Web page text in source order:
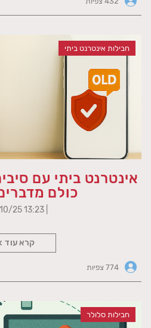
חבילות אינטרנט ביתי
אינטרנט ביתי עם
כולם
קרא עוד
חבילות סלולר